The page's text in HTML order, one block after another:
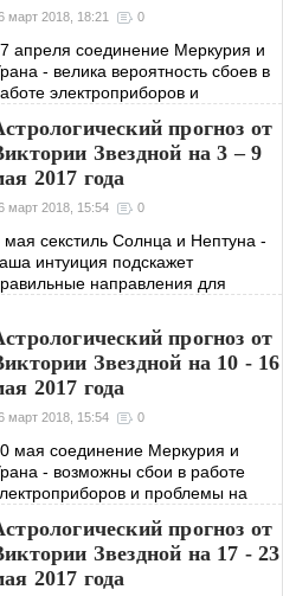
март 2018, 18:21 0
апреля соединение Меркурия и
- велика вероятность сбоев в
электроприборов и
в этот день можно найти
решения трудных
29
прогноз от
Звездной на 3 – 9
2017 года
март 2018, 15:54 0
мая секстиль Солнца и Нептуна -
интуиция подскажет
направления для
благоприятный для борьбы за свои
9 мая трин Солнца и
наделит
прогноз от
Звездной на 10 - 16
2017 года
март 2018, 15:54 0
мая соединение Меркурия и
- возможны сбои в работе
и проблемы на
и Нептуна - в этот день очень
контроль над эмоциями, не
прогноз от
Звездной на 17 - 23
2017 года